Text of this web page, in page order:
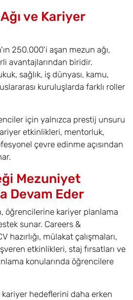
ve Kariyer
250.000'i aşan mezun ağı,
avantajlarından biridir.
sağlık, iş dünyası, kamu,
kuruluşlarda farklı roller
için yalnızca prestij unsuru
etkinlikleri, mentorluk,
çevre edinme açısından
Mezuniyet
Devam Eder
öğrencilerine kariyer planlama
sunar. Careers &
hazırlığı, mülakat çalışmaları,
etkinlikleri, staj fırsatları ve
konularında öğrencilere
hedeflerini daha erken